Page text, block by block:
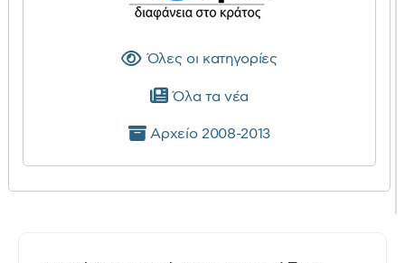
Όλες οι κατηγορίες
Όλα τα νέα
Αρχείο 2008-2013